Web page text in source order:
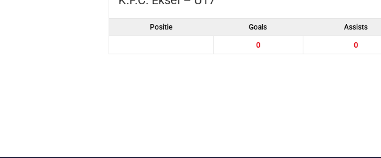
Positie Goals Assists
0 0